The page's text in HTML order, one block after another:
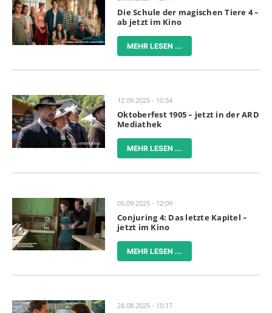
Die Schule der magischen Tiere 4 –
ab jetzt im Kino
MEHR LESEN ...
12.09.2025 - 10:54
Oktoberfest 1905 – jetzt in der ARD
Mediathek
MEHR LESEN ...
05.09.2025 - 12:09
Conjuring 4: Das letzte Kapitel –
jetzt im Kino
MEHR LESEN ...
28.08.2025 - 10:17